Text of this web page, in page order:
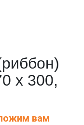
х 300,
вам